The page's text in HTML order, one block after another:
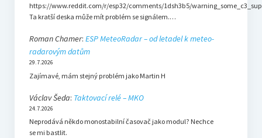
https://www.reddit.com/r/esp32/comments/1dsh3b5/
Ta kratší deska může mít problém se signálem.…
Roman Chamer: ESP MeteoRadar – od letadel k meteo-
radarovým datům
29.7.2026
Zajímavé, mám stejný problém jako Martin H
Václav Šeda: Taktovací relé – MKO
24.7.2026
Neprodává někdo monostabilní časovač jako modul? Nechce
se mi bastlit.